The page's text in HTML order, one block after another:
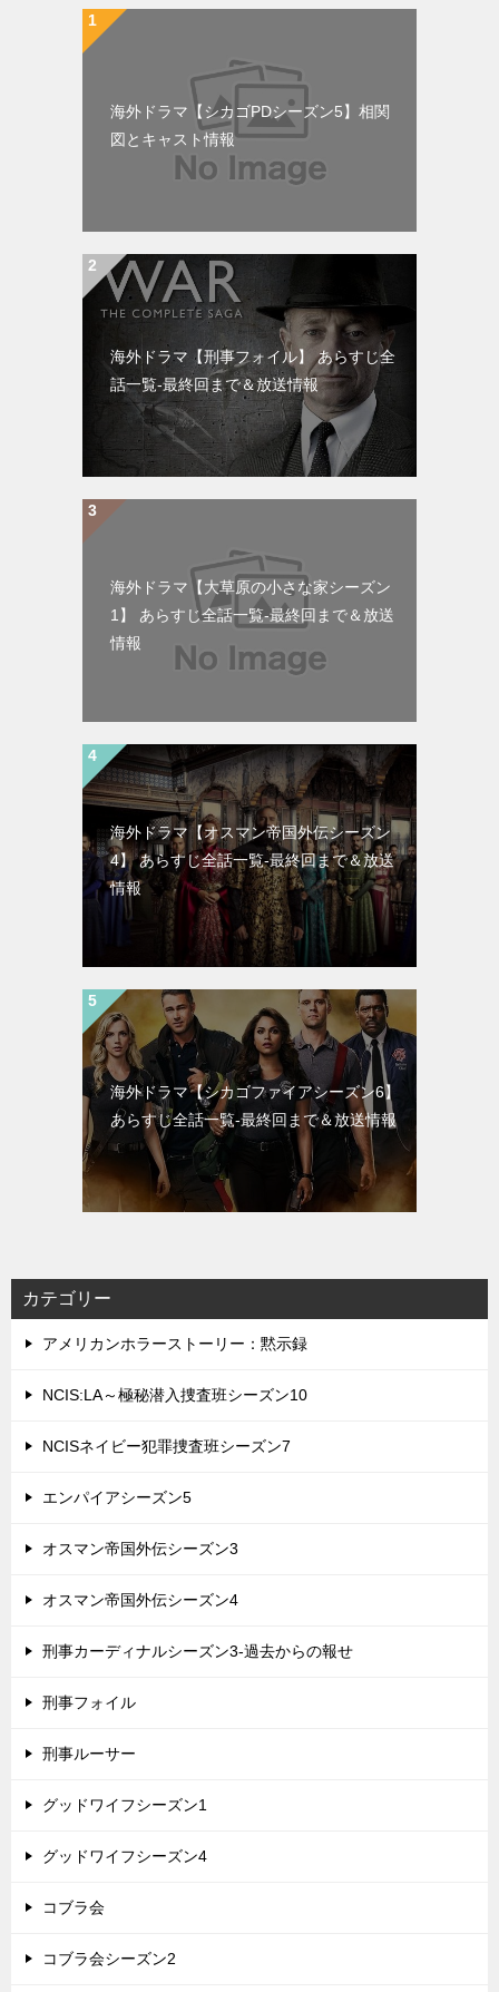
海外ドラマ【シカゴPDシーズン5】相関
図とキャスト情報
海外ドラマ【刑事フォイル】 あらすじ全
話一覧-最終回まで＆放送情報
海外ドラマ【大草原の小さな家シーズン
1】 あらすじ全話一覧-最終回まで＆放送
情報
海外ドラマ【オスマン帝国外伝シーズン
4】 あらすじ全話一覧-最終回まで＆放送
情報
海外ドラマ【シカゴファイアシーズン6】
あらすじ全話一覧-最終回まで＆放送情報
カテゴリー
アメリカンホラーストーリー：黙示録
NCIS:LA～極秘潜入捜査班シーズン10
NCISネイビー犯罪捜査班シーズン7
エンパイアシーズン5
オスマン帝国外伝シーズン3
オスマン帝国外伝シーズン4
刑事カーディナルシーズン3-過去からの報せ
刑事フォイル
刑事ルーサー
グッドワイフシーズン1
グッドワイフシーズン4
コブラ会
コブラ会シーズン2